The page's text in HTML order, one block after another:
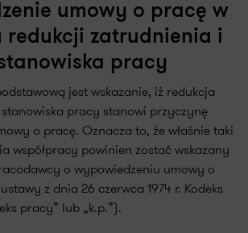
umowy o pracę w
redukcji zatrudnienia i
pracy
jest wskazanie, iż redukcja
pracy stanowi przyczynę
o pracę. Oznacza to, że właśnie taki
współpracy powinien zostać wskazany
o wypowiedzeniu umowy o
z dnia 26 czerwca 1974 r. Kodeks
pracy” lub „k.p.”).